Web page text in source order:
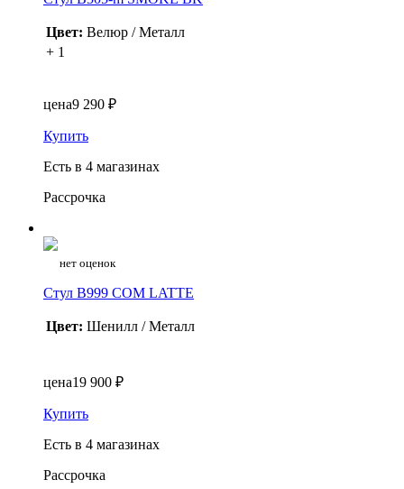
Цвет: Велюр / Металл
+ 1
цена9 290 ₽
Купить
Есть в 4 магазинах
Рассрочка
нет оценок
Стул B999 COM LATTE
Цвет: Шенилл / Металл
цена19 900 ₽
Купить
Есть в 4 магазинах
Рассрочка